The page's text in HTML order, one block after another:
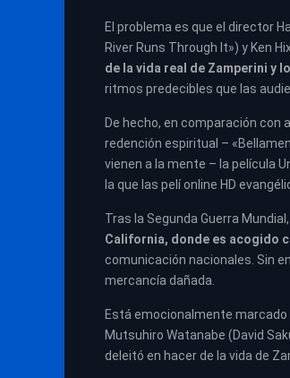
El problema es que el director
River Runs Through It») y Ken
de la vida real de Zamperini y
ritmos predecibles que las
De hecho, en comparación con
redención espiritual –
vienen a la mente – la película
la que las pelí online HD
Tras la Segunda Guerra Mundial,
California, donde es acogido
comunicación nacionales. Sin
mercancía dañada.
Está emocionalmente
Mutsuhiro Watanabe (David
deleitó en hacer de la vida de